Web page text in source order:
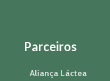
Parceiros
Aliança Láctea